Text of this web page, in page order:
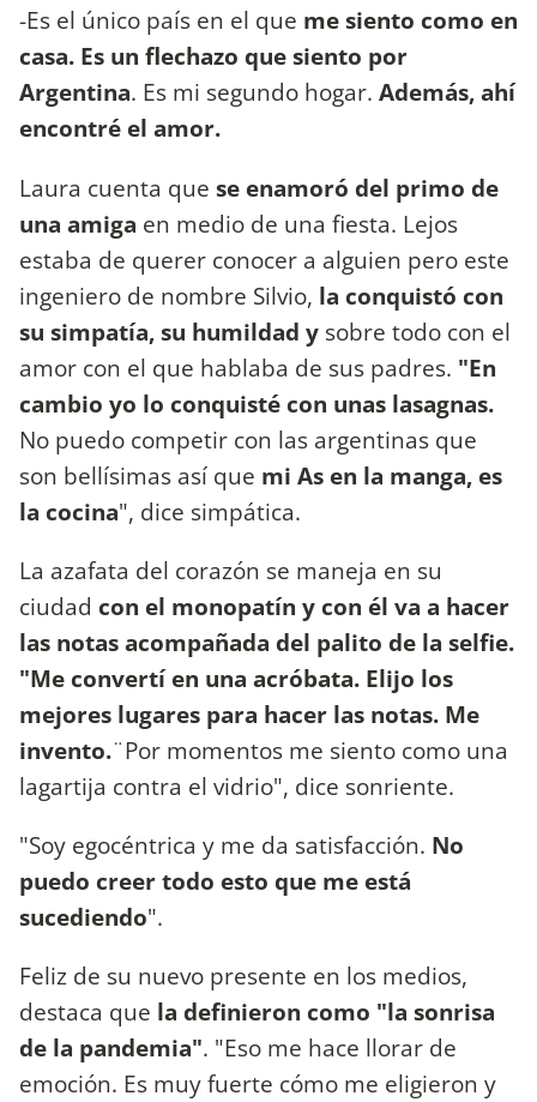
-Es el único país en el que me siento como en
casa. Es un flechazo que siento por
Argentina. Es mi segundo hogar. Además, ahí
encontré el amor.
Laura cuenta que se enamoró del primo de
una amiga en medio de una fiesta. Lejos
estaba de querer conocer a alguien pero este
ingeniero de nombre Silvio, la conquistó con
su simpatía, su humildad y sobre todo con el
amor con el que hablaba de sus padres. "En
cambio yo lo conquisté con unas lasagnas.
No puedo competir con las argentinas que
son bellísimas así que mi As en la manga, es
la cocina", dice simpática.
La azafata del corazón se maneja en su
ciudad con el monopatín y con él va a hacer
las notas acompañada del palito de la selfie.
"Me convertí en una acróbata. Elijo los
mejores lugares para hacer las notas. Me
invento.¨Por momentos me siento como una
lagartija contra el vidrio", dice sonriente.
"Soy egocéntrica y me da satisfacción. No
puedo creer todo esto que me está
sucediendo".
Feliz de su nuevo presente en los medios,
destaca que la definieron como "la sonrisa
de la pandemia". "Eso me hace llorar de
emoción. Es muy fuerte cómo me eligieron y